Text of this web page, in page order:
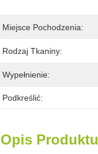
Miejsce Pochodzenia:
Rodzaj Tkaniny:
Wypełnienie:
Podkreślić:
Opis Produktu